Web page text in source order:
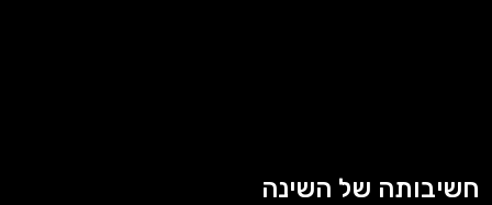
חשיבותה של השינה